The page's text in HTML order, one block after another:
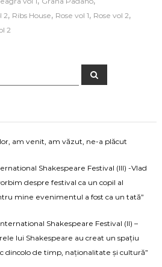
2, Ribs House, Rose vol 1, Rose vol 2,
2
Search
am venit, am văzut, ne-a plăcut
Shakespeare Festival (III) -Vlad
despre festival ca un copil al
mine evenimentul a fost ca un tată”
Shakespeare Festival (II) –
lui Shakespeare au creat un spațiu
dincolo de timp, naționalitate și cultură”